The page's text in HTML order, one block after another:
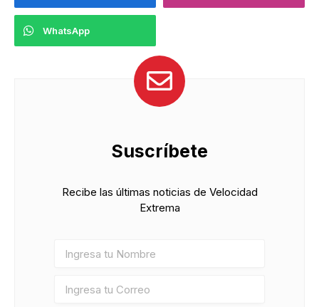
WhatsApp
Suscríbete
Recibe las últimas noticias de Velocidad
Extrema